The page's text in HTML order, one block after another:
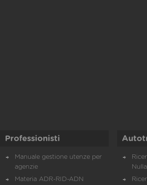
Professionisti
Manuale gestione utenze per
agenzie
Materia ADR-RID-ADN